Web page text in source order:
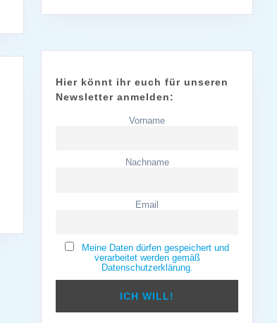
Hier könnt ihr euch für unseren
Newsletter anmelden:
Vorname
Nachname
Email
Meine Daten dürfen gespeichert und
verarbeitet werden gemäß
Datenschutzerklärung.